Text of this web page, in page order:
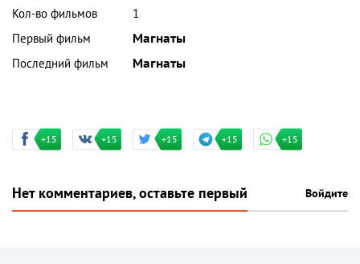
Кол-во фильмов
1
Первый фильм
Магнаты
Последний фильм
Магнаты
+15 +15 +15 +15 +15
Нет комментариев, оставьте первый Войдите